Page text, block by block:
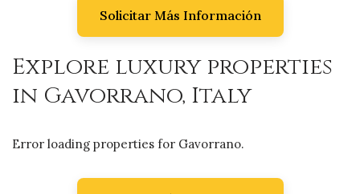
Solicitar Más Información
Explore luxury properties
in Gavorrano, Italy
Error loading properties for Gavorrano.